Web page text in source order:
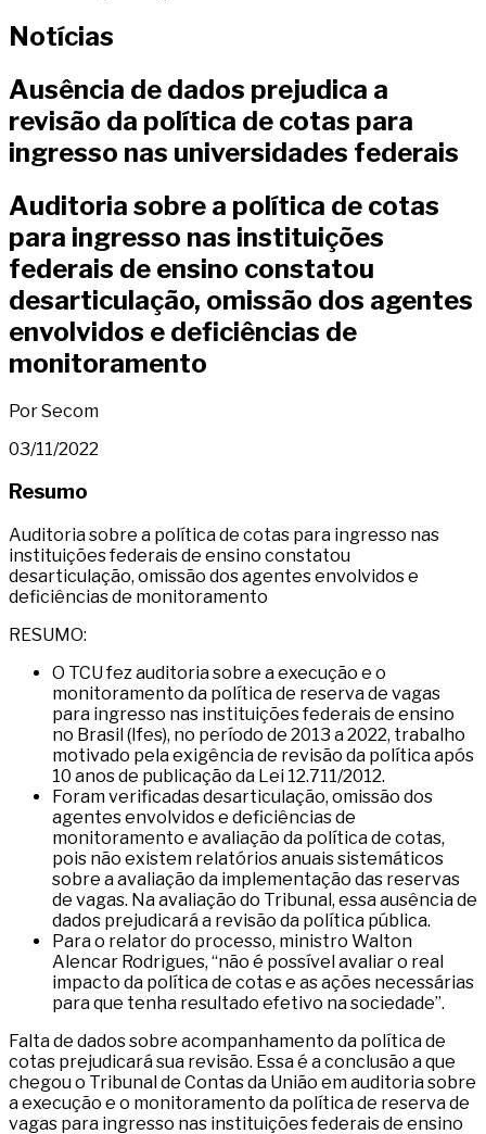
Notícias
Ausência de dados prejudica a
revisão da política de cotas para
ingresso nas universidades federais
Auditoria sobre a política de cotas
para ingresso nas instituições
federais de ensino constatou
desarticulação, omissão dos agentes
envolvidos e deficiências de
monitoramento
Por Secom
03/11/2022
Resumo
Auditoria sobre a política de cotas para ingresso nas
instituições federais de ensino constatou
desarticulação, omissão dos agentes envolvidos e
deficiências de monitoramento
RESUMO:
O TCU fez auditoria sobre a execução e o
monitoramento da política de reserva de vagas
para ingresso nas instituições federais de ensino
no Brasil (Ifes), no período de 2013 a 2022, trabalho
motivado pela exigência de revisão da política após
10 anos de publicação da Lei 12.711/2012.
Foram verificadas desarticulação, omissão dos
agentes envolvidos e deficiências de
monitoramento e avaliação da política de cotas,
pois não existem relatórios anuais sistemáticos
sobre a avaliação da implementação das reservas
de vagas. Na avaliação do Tribunal, essa ausência de
dados prejudicará a revisão da política pública.
Para o relator do processo, ministro Walton
Alencar Rodrigues, “não é possível avaliar o real
impacto da política de cotas e as ações necessárias
para que tenha resultado efetivo na sociedade”.
Falta de dados sobre acompanhamento da política de
cotas prejudicará sua revisão. Essa é a conclusão a que
chegou o Tribunal de Contas da União em auditoria sobre
a execução e o monitoramento da política de reserva de
vagas para ingresso nas instituições federais de ensino